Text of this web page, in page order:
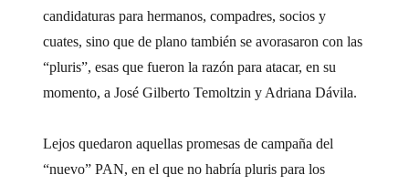
candidaturas para hermanos, compadres, socios y
cuates, sino que de plano también se avorasaron con las
“pluris”, esas que fueron la razón para atacar, en su
momento, a José Gilberto Temoltzin y Adriana Dávila.
Lejos quedaron aquellas promesas de campaña del
“nuevo” PAN, en el que no habría pluris para los